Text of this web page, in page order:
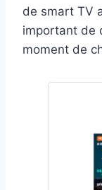
de smart TV
important de
moment de